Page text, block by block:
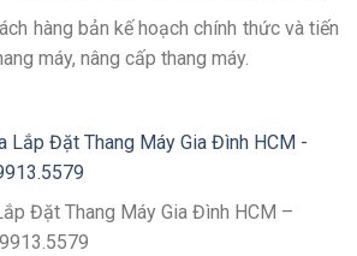
hàng bản kế hoạch chính thức và tiến
máy, nâng cấp thang máy.
Đặt Thang Máy Gia Đình HCM –